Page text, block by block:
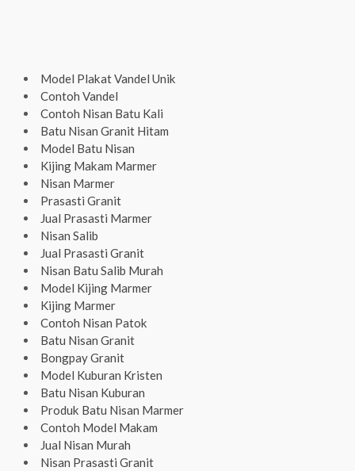
Model Plakat Vandel Unik
Contoh Vandel
Contoh Nisan Batu Kali
Batu Nisan Granit Hitam
Model Batu Nisan
Kijing Makam Marmer
Nisan Marmer
Prasasti Granit
Jual Prasasti Marmer
Nisan Salib
Jual Prasasti Granit
Nisan Batu Salib Murah
Model Kijing Marmer
Kijing Marmer
Contoh Nisan Patok
Batu Nisan Granit
Bongpay Granit
Model Kuburan Kristen
Batu Nisan Kuburan
Produk Batu Nisan Marmer
Contoh Model Makam
Jual Nisan Murah
Nisan Prasasti Granit